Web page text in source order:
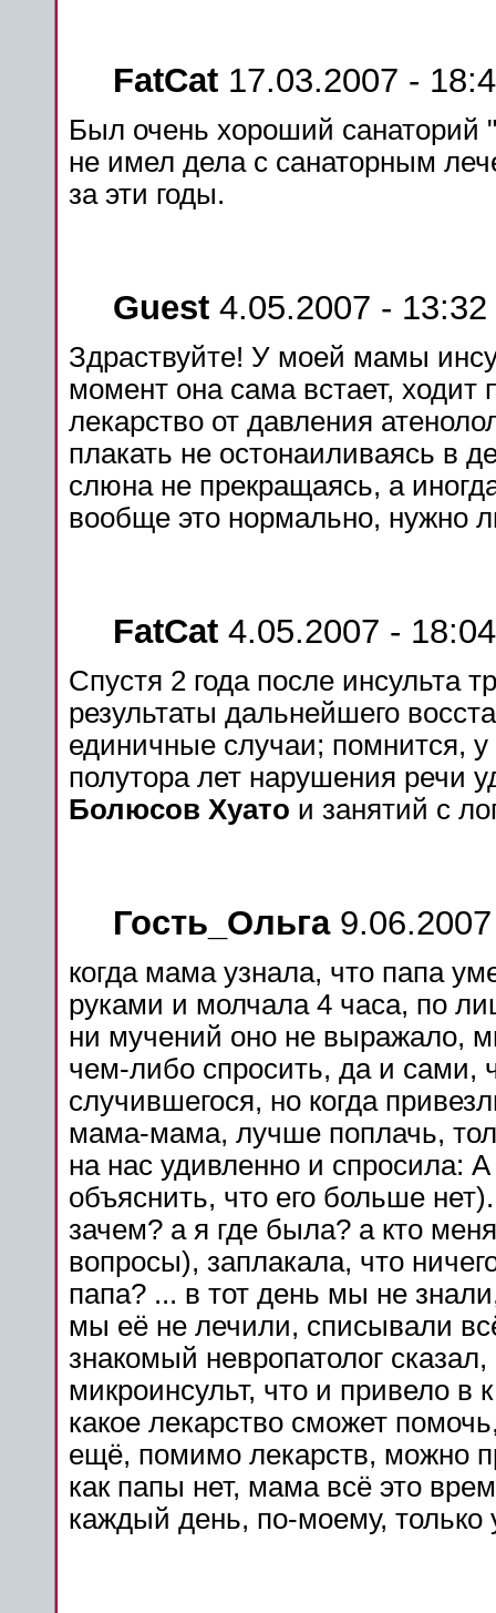
FatCat 17.03.2007 -
Был очень хороший санаторий
не имел дела с санаторным
за эти годы.
Guest 4.05.2007 - 13:32
Здраствуйте! У моей мамы
момент она сама встает, ходит
лекарство от давления
плакать не остонаиливаясь в
слюна не прекращаясь, а
вообще это нормально, нужно
FatCat 4.05.2007 - 18:04
Спустя 2 года после инсульта
результаты дальнейшего
единичные случаи; помнится,
полутора лет нарушения речи
Болюсов Хуато и занятий с
Гость_Ольга
когда мамаузнала, что папа
руками и молчала 4 часа, по
ни мучений оно не выражало,
чем-либо спросить, да и сами,
случившегося, но когда
мама-мама, лучше поплачь,
на нас удивленно и спросила:
объяснить, что его больше
зачем? а я где была? а кто
вопросы), заплакала, что
папа? ... в тот день мы не
мы её не лечили, списывали
знакомый невропатолог
микроинсульт, что и привело в
какое лекарство сможет
ещё, помимо лекарств, можно
как папы нет, мамавсё это
каждый день, по-моему, только